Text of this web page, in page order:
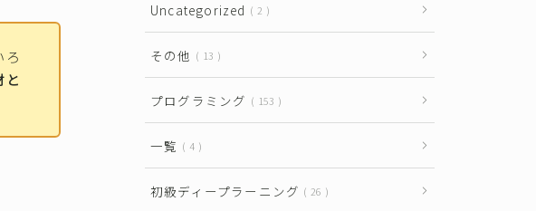
Uncategorized 2
その他 13
プログラミング 153
一覧 4
初級ディープラーニング 26